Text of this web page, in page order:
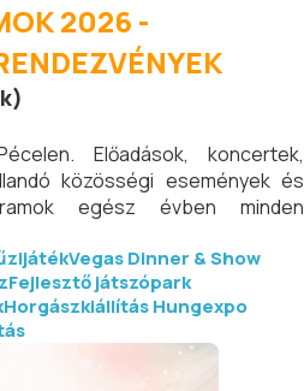
2026 -
Előadások, koncertek,
közösségi események és
egész évben minden
Vegas Dinner & Show
Fejlesztő játszópark
Horgászkiállítás Hungexpo